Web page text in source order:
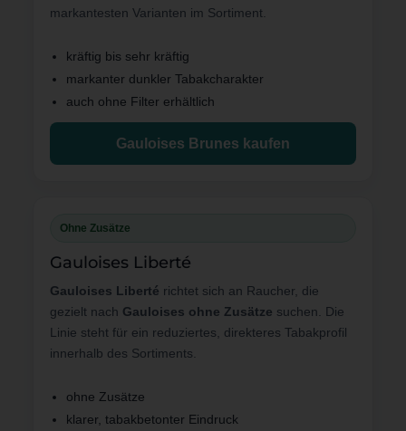
markantesten Varianten im Sortiment.
kräftig bis sehr kräftig
markanter dunkler Tabakcharakter
auch ohne Filter erhältlich
Gauloises Brunes kaufen
Ohne Zusätze
Gauloises Liberté
Gauloises Liberté richtet sich an Raucher, die
gezielt nach Gauloises ohne Zusätze suchen. Die
Linie steht für ein reduziertes, direkteres Tabakprofil
innerhalb des Sortiments.
ohne Zusätze
klarer, tabakbetonter Eindruck